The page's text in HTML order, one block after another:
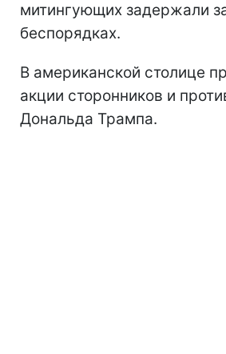
митингующих задержали
беспорядках.
В американской столице
акции сторонников и
Дональда Трампа.